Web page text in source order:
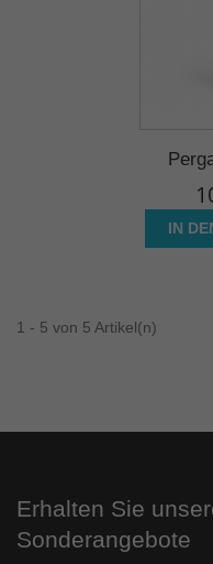
IN
1 - 5 von 5 Artikel(n)
Erhalten Sie
Sonderangebote